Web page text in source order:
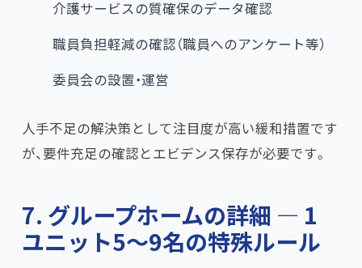
介護サービスの質確保のデータ確認
職員負担軽減の確認（職員へのアンケート等）
委員会の設置・運営
人手不足の解決策として注目度が高い緩和措置です
が、要件充足の確認とエビデンス保存が必要です。
7. グループホームの詳細 — 1
ユニット5〜9名の特殊ルール